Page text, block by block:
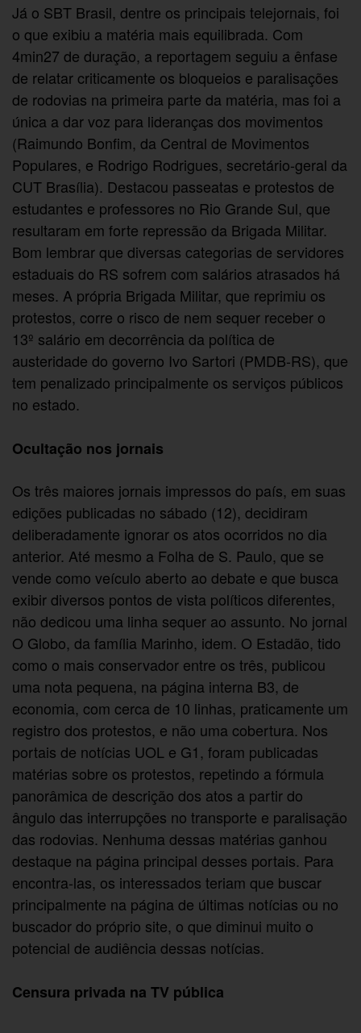
Já o SBT Brasil, dentre os principais telejornais, foi
o que exibiu a matéria mais equilibrada. Com
4min27 de duração, a reportagem seguiu a ênfase
de relatar criticamente os bloqueios e paralisações
de rodovias na primeira parte da matéria, mas foi a
única a dar voz para lideranças dos movimentos
(Raimundo Bonfim, da Central de Movimentos
Populares, e Rodrigo Rodrigues, secretário-geral da
CUT Brasília). Destacou passeatas e protestos de
estudantes e professores no Rio Grande Sul, que
resultaram em forte repressão da Brigada Militar.
Bom lembrar que diversas categorias de servidores
estaduais do RS sofrem com salários atrasados há
meses. A própria Brigada Militar, que reprimiu os
protestos, corre o risco de nem sequer receber o
13º salário em decorrência da política de
austeridade do governo Ivo Sartori (PMDB-RS), que
tem penalizado principalmente os serviços públicos
no estado.
Ocultação nos jornais
Os três maiores jornais impressos do país, em suas
edições publicadas no sábado (12), decidiram
deliberadamente ignorar os atos ocorridos no dia
anterior. Até mesmo a Folha de S. Paulo, que se
vende como veículo aberto ao debate e que busca
exibir diversos pontos de vista políticos diferentes,
não dedicou uma linha sequer ao assunto. No jornal
O Globo, da família Marinho, idem. O Estadão, tido
como o mais conservador entre os três, publicou
uma nota pequena, na página interna B3, de
economia, com cerca de 10 linhas, praticamente um
registro dos protestos, e não uma cobertura. Nos
portais de notícias UOL e G1, foram publicadas
matérias sobre os protestos, repetindo a fórmula
panorâmica de descrição dos atos a partir do
ângulo das interrupções no transporte e paralisação
das rodovias. Nenhuma dessas matérias ganhou
destaque na página principal desses portais. Para
encontra-las, os interessados teriam que buscar
principalmente na página de últimas notícias ou no
buscador do próprio site, o que diminui muito o
potencial de audiência dessas notícias.
Censura privada na TV pública